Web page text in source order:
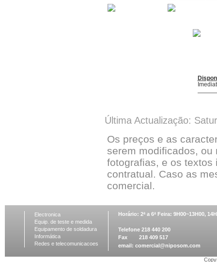
Última Actualização:
Os preços e as
serem modificados, ou
fotografias, e os
contratual. Caso as
comercial.
Electronica
Equip. de teste e medida
Equipamento de soldadura
Informática
Redes e telecomunicacoes
Horário: 2ª a 6ª Feira: 9H00~13H00,
Telefone 218 440 200
Fax 218 409 517
email: comercial@niposom.com